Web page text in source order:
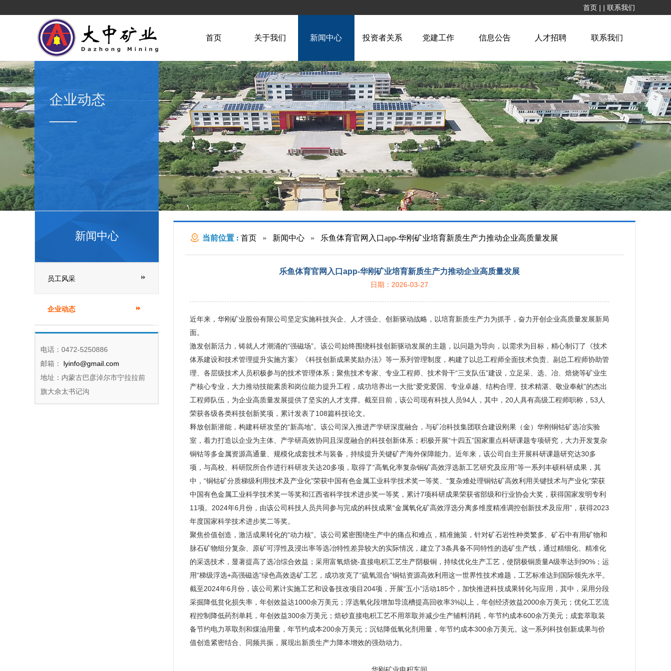
首页 | | 联系我们
首页 关于我们 新闻中心 投资者关系 党建工作 信息公告 人才招聘 联系我们
企业动态
新闻中心
员工风采
企业动态
电话：0472-5250886
邮箱：
lyinfo@gmail.com
地址：内蒙古巴彦淖尔市宁拉拉前
旗大佘太书记沟
当前位置 : 首页» 新闻中心» 乐鱼体育官网入口app-华刚矿业培育新质生产力推动企业高质量发展
乐鱼体育官网入口app-华刚矿业培育新质生产力推动企业高质量发展
日期：2026-03-27
近年来，华刚矿业股份有限公司坚定实施科技兴企、人才强企、创新驱动战略，以培育新质生产力为抓手，奋力开创企业高质量发展新局
面。
激发创新活力，铸就人才潮涌的“强磁场”。该公司始终围绕科技创新驱动发展的主题，以问题为导向，以需求为目标，精心制订了《技术
体系建设和技术管理提升实施方案》《科技创新成果奖励办法》等一系列管理制度，构建了以总工程师全面技术负责、副总工程师协助管
理、各层级技术人员积极参与的技术管理体系；聚焦技术专家、专业工程师、技术骨干“三支队伍”建设，立足采、选、冶、焙烧等矿业生
产核心专业，大力推动技能素质和岗位能力提升工程，成功培养出一大批“爱党爱国、专业卓越、结构合理、技术精湛、敬业奉献”的杰出
工程师队伍，为企业高质量发展提供了坚实的人才支撑。截至目前，该公司现有科技人员94人，其中，20人具有高级工程师职称，53人
荣获各级各类科技创新奖项，累计发表了108篇科技论文。
释放创新潜能，构建科研攻坚的“新高地”。该公司深入推进产学研深度融合，与矿冶科技集团联合建设刚果（金）华刚铜钴矿选冶实验
室，着力打造以企业为主体、产学研高效协同且深度融合的科技创新体系；积极开展“十四五”国家重点科研课题专项研究，大力开发复杂
铜钴等多金属资源高通量、规模化成套技术与装备，持续提升关键矿产海外保障能力。近年来，该公司自主开展科研课题研究达30多
项，与高校、科研院所合作进行科研攻关达20多项，取得了“高氧化率复杂铜矿高效浮选新工艺研究及应用”等一系列丰硕科研成果，其
中，“铜钴矿分质梯级利用技术及产业化”荣获中国有色金属工业科学技术奖一等奖、“复杂难处理铜钴矿高效利用关键技术与产业化”荣获
中国有色金属工业科学技术奖一等奖和江西省科学技术进步奖一等奖，累计7项科研成果荣获省部级和行业协会大奖，获得国家发明专利
11项。2024年6月份，由该公司科技人员共同参与完成的科技成果“金属氧化矿高效浮选分离多维度精准调控创新技术及应用”，获得2023
年度国家科学技术进步奖二等奖。
聚焦价值创造，激活成果转化的“动力核”。该公司紧密围绕生产中的痛点和难点，精准施策，针对矿石岩性种类繁多、矿石中有用矿物和
脉石矿物组分复杂、原矿可浮性及浸出率等选冶特性差异较大的实际情况，建立了3条具备不同特性的选矿生产线，通过精细化、精准化
的采选技术，显著提高了选冶综合效益；采用富氧焙烧-直接电积工艺生产阴极铜，持续优化生产工艺，使阴极铜质量A级率达到90%；运
用“梯级浮选+高强磁选”绿色高效选矿工艺，成功攻克了“硫氧混合”铜钴资源高效利用这一世界性技术难题，工艺标准达到国际领先水平。
截至2024年6月份，该公司累计实施工艺和设备技改项目204项，开展“五小”活动185个，加快推进科技成果转化与应用，其中，采用分段
采掘降低贫化损失率，年创效益达1000余万美元；浮选氧化段增加导流槽提高回收率3%以上，年创经济效益2000余万美元；优化工艺流
程控制降低药剂单耗，年创效益300余万美元；焙砂直接电积工艺不用萃取并减少生产辅料消耗，年节约成本600余万美元；成套萃取装
备节约电力萃取剂和煤油用量，年节约成本200余万美元；沉钴降低氧化剂用量，年节约成本300余万美元。这一系列科技创新成果与价
值创造紧密结合、同频共振，展现出新质生产力降本增效的强劲动力。